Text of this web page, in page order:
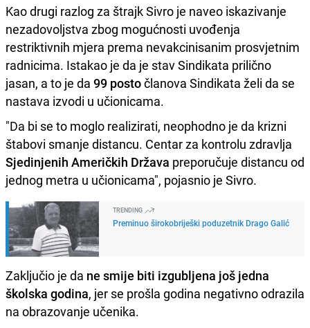
Kao drugi razlog za štrajk Sivro je naveo iskazivanje
nezadovoljstva zbog mogućnosti uvođenja
restriktivnih mjera prema nevakcinisanim prosvjetnim
radnicima. Istakao je da je stav Sindikata prilično
jasan, a to je da 99 postočlanova Sindikata želi da se
nastava izvodi u učionicama.
"Da bi se to moglo realizirati, neophodno je da krizni
štabovi smanje distancu. Centar za kontrolu zdravlja
Sjedinjenih Američkih Država preporučuje distancu od
jednog metra u učionicama", pojasnio je Sivro.
TRENDING
Preminuo širokobriješki poduzetnik Drago Galić
Zaključio je da ne smije biti izgubljena još jedna
školska godina, jer se prošla godina negativno odrazila
na obrazovanje učenika.